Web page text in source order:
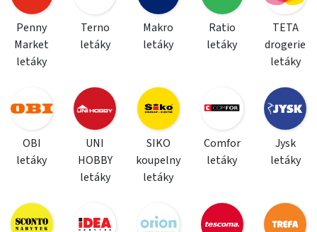
Penny
Market
letáky
Terno
letáky
Makro
letáky
Ratio
letáky
TETA
drogerie
letáky
OBI
letáky
UNI
HOBBY
letáky
SIKO
koupelny
letáky
Comfor
letáky
Jysk
letáky